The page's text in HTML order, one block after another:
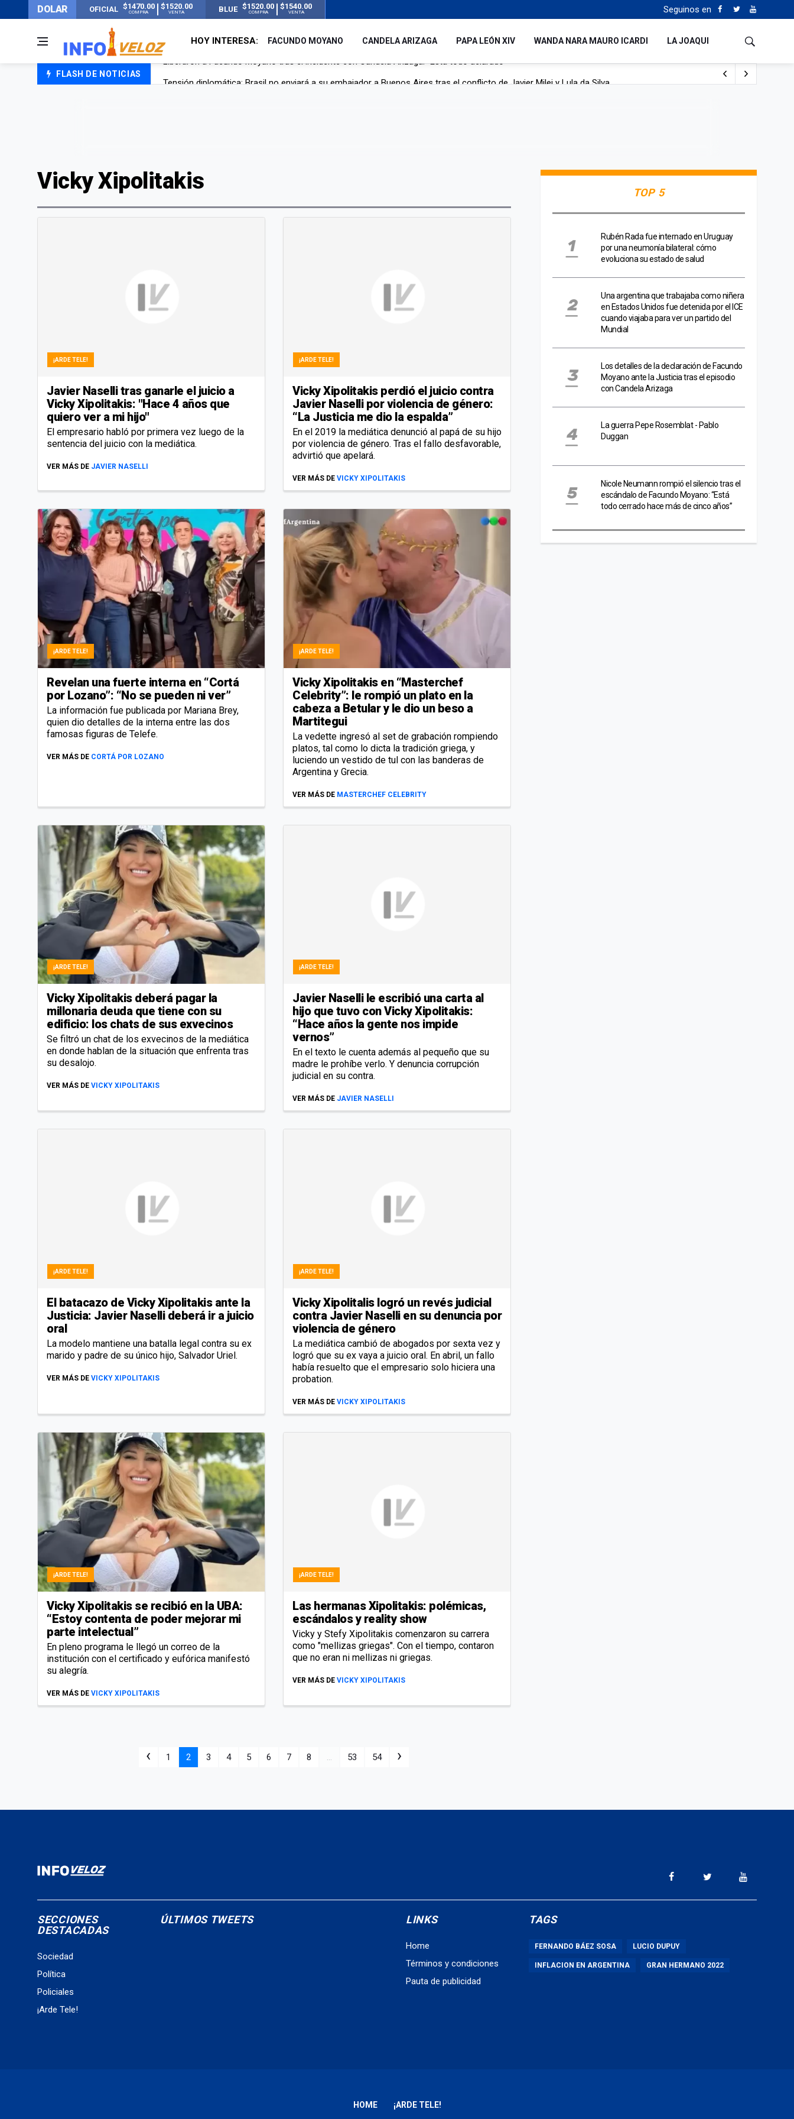
DOLAR OFICIAL $1470.00
COMPRA
$1520.00
VENTA BLUE $1520.00
COMPRA
$1540.00
VENTA Seguinos en
HOY INTERESA: FACUNDO MOYANO CANDELA ARIZAGA PAPA LEÓN XIV WANDA NARA MAURO ICARDI LA JOAQUI
FLASH DE NOTICIAS
Vicky Xipolitakis
¡ARDE TELE!
Javier Naselli tras ganarle el juicio a
Vicky Xipolitakis: "Hace 4 años que
quiero ver a mi hijo"
El empresario habló por primera vez luego de la
sentencia del juicio con la mediática.
VER MÁS DE JAVIER NASELLI
¡ARDE TELE!
Vicky Xipolitakis perdió el juicio contra
Javier Naselli por violencia de género:
“La Justicia me dio la espalda”
En el 2019 la mediática denunció al papá de su hijo
por violencia de género. Tras el fallo desfavorable,
advirtió que apelará.
VER MÁS DE VICKY XIPOLITAKIS
¡ARDE TELE!
Revelan una fuerte interna en “Cortá
por Lozano”: “No se pueden ni ver”
La información fue publicada por Mariana Brey,
quien dio detalles de la interna entre las dos
famosas figuras de Telefe.
VER MÁS DE CORTÁ POR LOZANO
¡ARDE TELE!
Vicky Xipolitakis en “Masterchef
Celebrity”: le rompió un plato en la
cabeza a Betular y le dio un beso a
Martitegui
La vedette ingresó al set de grabación rompiendo
platos, tal como lo dicta la tradición griega, y
luciendo un vestido de tul con las banderas de
Argentina y Grecia.
VER MÁS DE MASTERCHEF CELEBRITY
¡ARDE TELE!
Vicky Xipolitakis deberá pagar la
millonaria deuda que tiene con su
edificio: los chats de sus exvecinos
Se filtró un chat de los exvecinos de la mediática
en donde hablan de la situación que enfrenta tras
su desalojo.
VER MÁS DE VICKY XIPOLITAKIS
¡ARDE TELE!
Javier Naselli le escribió una carta al
hijo que tuvo con Vicky Xipolitakis:
“Hace años la gente nos impide
vernos”
En el texto le cuenta además al pequeño que su
madre le prohíbe verlo. Y denuncia corrupción
judicial en su contra.
VER MÁS DE JAVIER NASELLI
¡ARDE TELE!
El batacazo de Vicky Xipolitakis ante la
Justicia: Javier Naselli deberá ir a juicio
oral
La modelo mantiene una batalla legal contra su ex
marido y padre de su único hijo, Salvador Uriel.
VER MÁS DE VICKY XIPOLITAKIS
¡ARDE TELE!
Vicky Xipolitalis logró un revés judicial
contra Javier Naselli en su denuncia por
violencia de género
La mediática cambió de abogados por sexta vez y
logró que su ex vaya a juicio oral. En abril, un fallo
había resuelto que el empresario solo hiciera una
probation.
VER MÁS DE VICKY XIPOLITAKIS
¡ARDE TELE!
Vicky Xipolitakis se recibió en la UBA:
“Estoy contenta de poder mejorar mi
parte intelectual”
En pleno programa le llegó un correo de la
institución con el certificado y eufórica manifestó
su alegría.
VER MÁS DE VICKY XIPOLITAKIS
¡ARDE TELE!
Las hermanas Xipolitakis: polémicas,
escándalos y reality show
Vicky y Stefy Xipolitakis comenzaron su carrera
como "mellizas griegas". Con el tiempo, contaron
que no eran ni mellizas ni griegas.
VER MÁS DE VICKY XIPOLITAKIS
‹ 1 2 3 4 5 6 7 8 ... 53 54 ›
TOP 5
Rubén Rada fue internado en Uruguay
por una neumonía bilateral: cómo
evoluciona su estado de salud
Una argentina que trabajaba como niñera
en Estados Unidos fue detenida por el ICE
cuando viajaba para ver un partido del
Mundial
Los detalles de la declaración de Facundo
Moyano ante la Justicia tras el episodio
con Candela Arizaga
La guerra Pepe Rosemblat - Pablo
Duggan
Nicole Neumann rompió el silencio tras el
escándalo de Facundo Moyano: “Está
todo cerrado hace más de cinco años”
SECCIONES
DESTACADAS
Sociedad
Política
Policiales
¡Arde Tele!
ÚLTIMOS TWEETS LINKS
Home
Términos y condiciones
Pauta de publicidad
TAGS
FERNANDO BÁEZ SOSA LUCIO DUPUY
INFLACION EN ARGENTINA GRAN HERMANO 2022
HOME ¡ARDE TELE!